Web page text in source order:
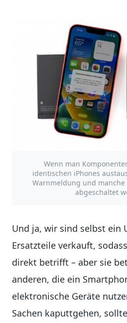
Wenn man
identischen iPhones
Warnmeldung und manche
abgeschaltet
Und ja, wir sind selbst ein
Ersatzteile verkauft,
direkt betrifft – aber sie
anderen, die ein
elektronische Geräte
Sachen kaputtgehen,